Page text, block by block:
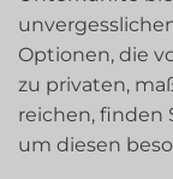
Optionen, die
zu privaten,
reichen, finden
um diesen